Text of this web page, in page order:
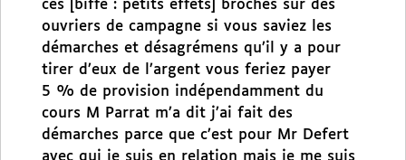
ces [biffé : petits effets] broches sur des
ouvriers de campagne si vous saviez les
démarches et désagrémens qu’il y a pour
tirer d’eux de l’argent vous feriez payer
5 % de provision indépendamment du
cours M Parrat m’a dit j’ai fait des
démarches parce que c’est pour Mr Defert